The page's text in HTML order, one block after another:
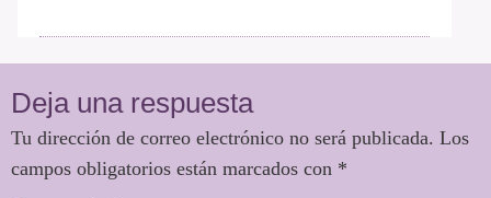
Deja una respuesta
Tu dirección de correo electrónico no será publicada. Los
campos obligatorios están marcados con *